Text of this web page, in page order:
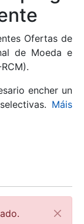
Ofertas de
de Moeda e
encher un
Máis